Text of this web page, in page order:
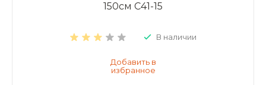
150см C41-15
В наличии